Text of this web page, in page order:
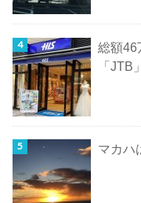
総額46
「JTB
マカハ